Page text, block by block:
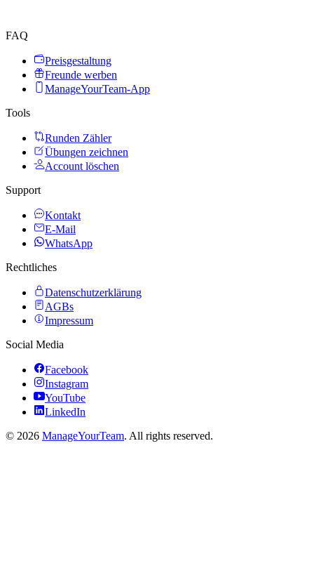
FAQ
Preisgestaltung
Freunde werben
ManageYourTeam-App
Tools
Runden Zähler
Übungen zeichnen
Account löschen
Support
Kontakt
E-Mail
WhatsApp
Rechtliches
Datenschutzerklärung
AGBs
Impressum
Social Media
Facebook
Instagram
YouTube
LinkedIn
© 2026 ManageYourTeam. All rights reserved.